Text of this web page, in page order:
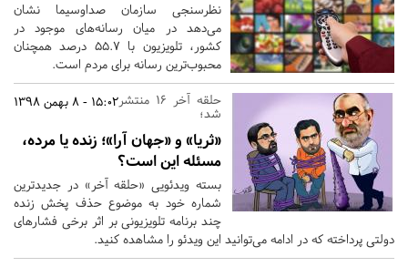
نظرسنجی سازمان صداوسیما نشان
می‌دهد در میان رسانه‌های موجود در
کشور، تلویزیون با ۵۵.۷ درصد همچنان
محبوب‌ترین رسانه برای مردم است.
15:02 - 8 بهمن 1398حلقه آخر ۱۶ منتشر
شد؛
«ثریا» و «جهان آرا»؛ زنده یا مرده،
مسئله این است؟
بسته ویدئویی «حلقه آخر» در جدیدترین
شماره خود به موضوع حذف پخش زنده
چند برنامه تلویزیونی بر اثر برخی فشارهای
دولتی پرداخته که در ادامه می‌توانید این ویدئو را مشاهده کنید.